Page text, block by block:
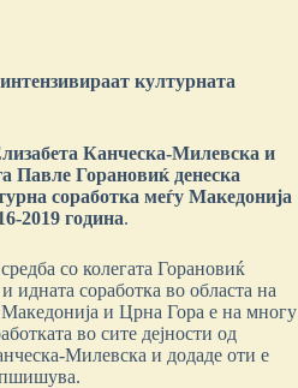
културната
Канческа-Милевска и
Павле Горановиќ денеска
соработка меѓу Македонија
2019 година.
со колегата Горановиќ
идната соработка во областа на
и Црна Гора е на многу
во сите дејности од
Милевска и додаде оти е